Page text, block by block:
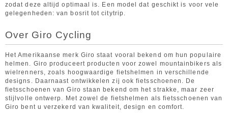
zodat deze altijd optimaal is. Een model dat geschikt is voor vele
gelegenheden: van bosrit tot citytrip.
Over Giro Cycling
Het Amerikaanse merk Giro staat vooral bekend om hun populaire
helmen. Giro produceert producten voor zowel mountainbikers als
wielrenners, zoals hoogwaardige fietshelmen in verschillende
designs. Daarnaast ontwikkelen zij ook fietsschoenen. De
fietsschoenen van Giro staan bekend om het strakke, maar zeer
stijlvolle ontwerp. Met zowel de fietshelmen als fietsschoenen van
Giro bent u verzekerd van kwaliteit, design en comfort.